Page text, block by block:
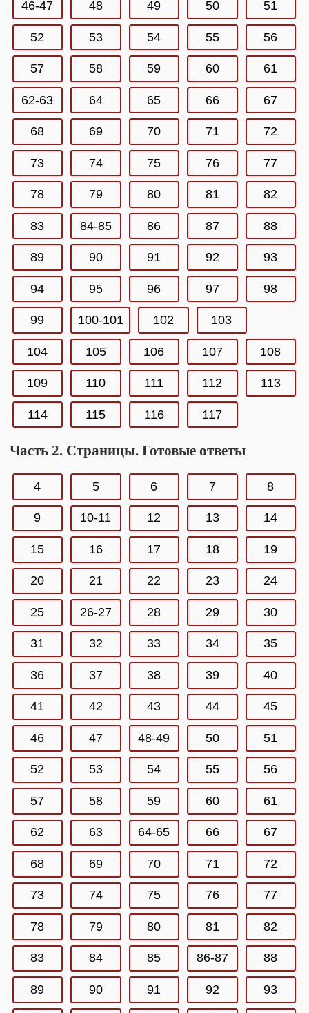
46-47 48 49 50 51
52 53 54 55 56
57 58 59 60 61
62-63 64 65 66 67
68 69 70 71 72
73 74 75 76 77
78 79 80 81 82
83 84-85 86 87 88
89 90 91 92 93
94 95 96 97 98
99 100-101 102 103
104 105 106 107 108
109 110 111 112 113
114 115 116 117
Часть 2. Страницы. Готовые ответы
4 5 6 7 8
9 10-11 12 13 14
15 16 17 18 19
20 21 22 23 24
25 26-27 28 29 30
31 32 33 34 35
36 37 38 39 40
41 42 43 44 45
46 47 48-49 50 51
52 53 54 55 56
57 58 59 60 61
62 63 64-65 66 67
68 69 70 71 72
73 74 75 76 77
78 79 80 81 82
83 84 85 86-87 88
89 90 91 92 93